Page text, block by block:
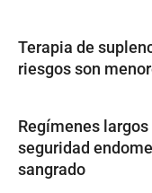
Terapia de
riesgos son
Regímenes
seguridad
sangrado